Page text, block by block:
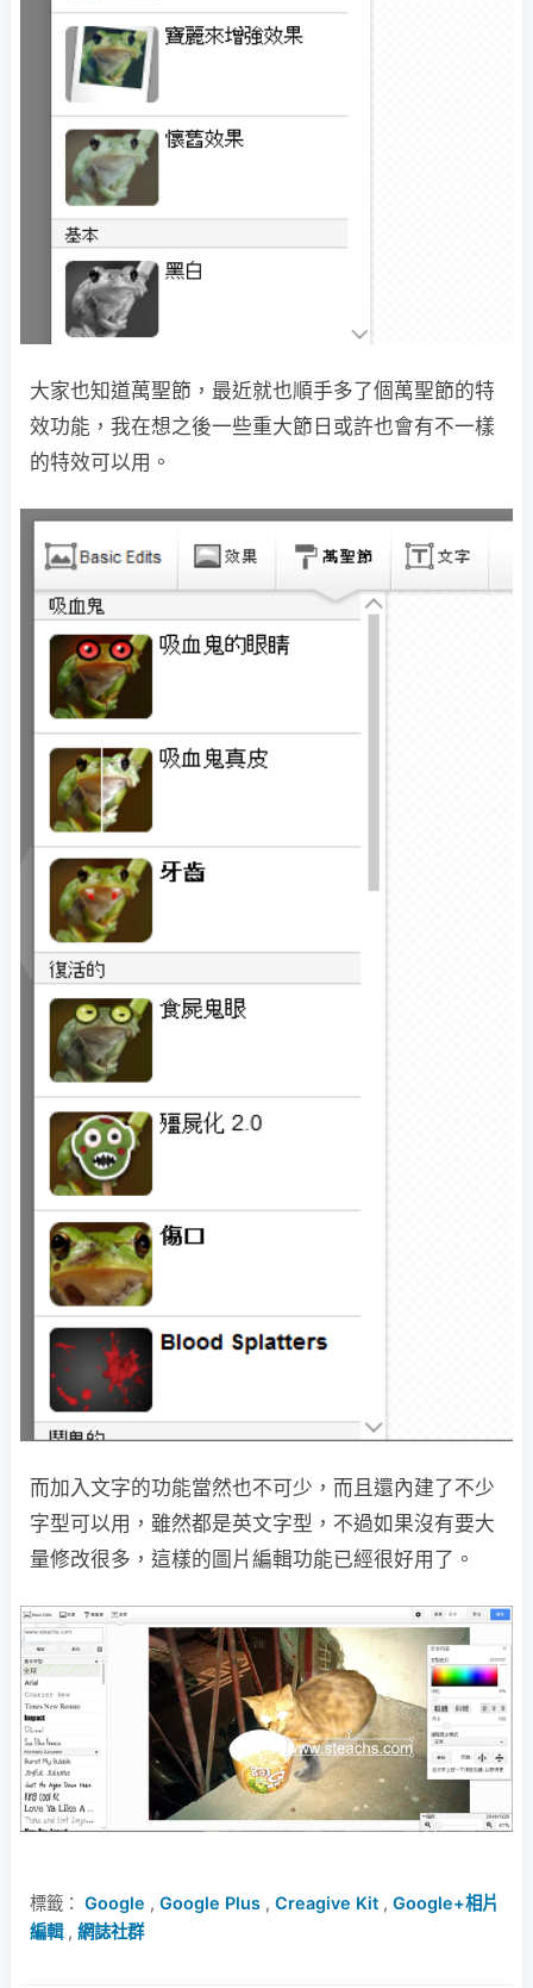
大家也知道萬聖節，最近就也順手多了個萬聖節的特
效功能，我在想之後一些重大節日或許也會有不一樣
的特效可以用。
而加入文字的功能當然也不可少，而且還內建了不少
字型可以用，雖然都是英文字型，不過如果沒有要大
量修改很多，這樣的圖片編輯功能已經很好用了。
標籤： Google , Google Plus , Creagive Kit , Google+相片
編輯, 網誌社群